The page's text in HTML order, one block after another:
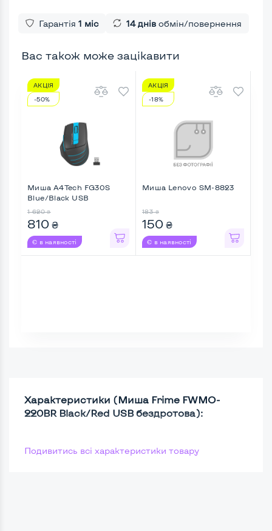
Гарантія 1 міс 14 днів обмін/повернення
Вас також може зацікавити
АКЦІЯ
-50%
Миша A4Tech FG30S
Blue/Black USB
1 620 ₴
810 ₴
Є в наявності
АКЦІЯ
-18%
Миша Lenovo SM-8823
183 ₴
150 ₴
Є в наявності
Характеристики (Миша Frime FWMO-
220ВR Black/Red USB бездротова):
Подивитись всі характеристики товару